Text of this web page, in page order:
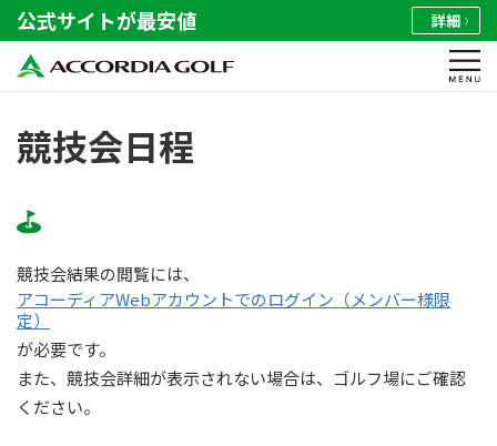
公式サイトが最安値 詳細
競技会日程
競技会結果の閲覧には、
アコーディアWebアカウントでのログイン（メンバー様限
定）
が必要です。
また、競技会詳細が表示されない場合は、ゴルフ場にご確認
ください。